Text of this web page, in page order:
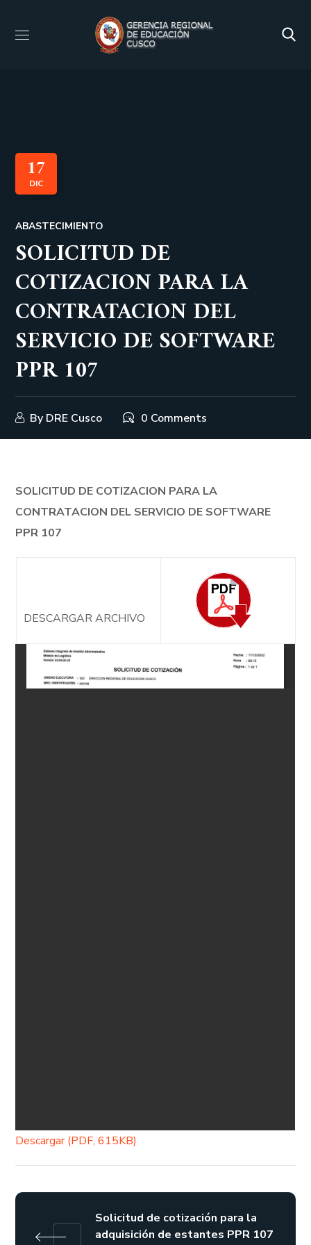
17
DIC
ABASTECIMIENTO
SOLICITUD DE
COTIZACION PARA LA
CONTRATACION DEL
SERVICIO DE SOFTWARE
PPR 107
By DRE Cusco 0 Comments
SOLICITUD DE COTIZACION PARA LA
CONTRATACION DEL SERVICIO DE SOFTWARE
PPR 107
DESCARGAR ARCHIVO
Descargar (PDF, 615KB)
Solicitud de cotización para la
adquisición de estantes PPR 107